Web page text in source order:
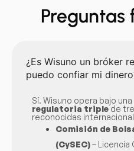
Preguntas
¿Es Wisuno un bróker
puedo confiar mi
Sí. Wisuno opera bajo una
regulatoria triplede
reconocidas
Comisión de
(CySEC)– Licencia